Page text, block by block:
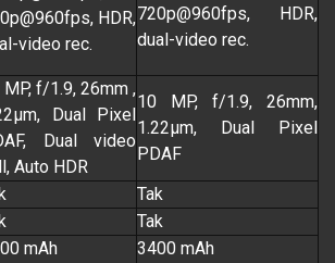
HDR,
video rec.
720p@960fps, HDR,
dual-video rec.
MP, f/1.9, 26mm ,
Dual Pixel
Dual video
Auto HDR
10 MP, f/1.9, 26mm,
1.22µm, Dual Pixel
PDAF
Tak
Tak
mAh 3400 mAh